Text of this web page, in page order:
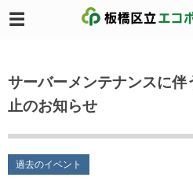
サーバーメンテナンスに伴
止のお知らせ
過去のイベント